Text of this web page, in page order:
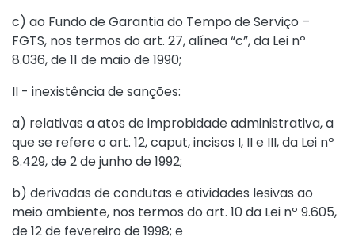
c) ao Fundo de Garantia do Tempo de Serviço –
FGTS, nos termos do art. 27, alínea “c”, da Lei nº
8.036, de 11 de maio de 1990;
II - inexistência de sanções:
a) relativas a atos de improbidade administrativa, a
que se refere o art. 12, caput, incisos I, II e III, da Lei nº
8.429, de 2 de junho de 1992;
b) derivadas de condutas e atividades lesivas ao
meio ambiente, nos termos do art. 10 da Lei nº 9.605,
de 12 de fevereiro de 1998; e